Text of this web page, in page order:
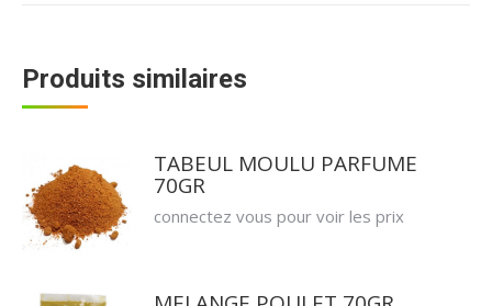
Produits similaires
TABEUL MOULU PARFUME
70GR
connectez vous pour voir les prix